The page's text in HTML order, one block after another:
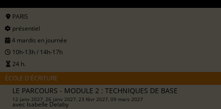
PARIS
présentiel
4 mardis en journée
10h-13h / 14h-17h
24 h.
ÉCOLE D'ÉCRITURE
LE PARCOURS - MODULE 2 : TECHNIQUES DE BASE
12 janv 2027, 26 janv 2027, 23 févr 2027, 09 mars 2027
avec Isabelle Delaby